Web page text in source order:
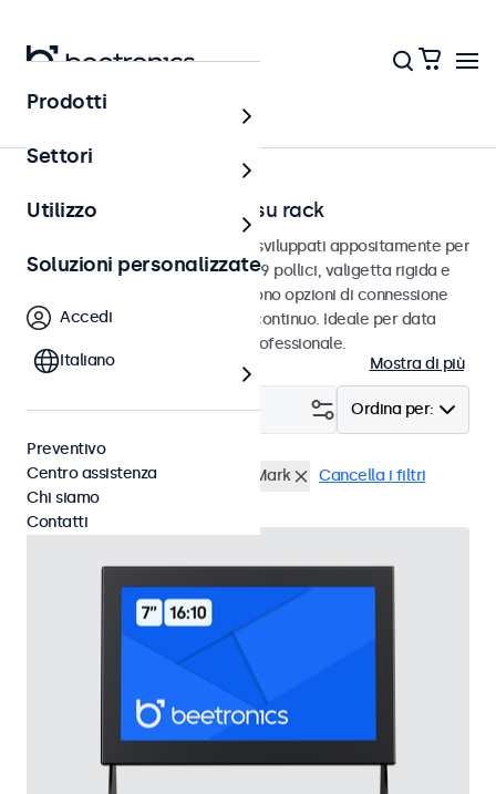
Home
Monitor per montaggio su rack
Monitor per montaggio su rack sviluppati appositamente per
l'integrazione in server rack da 19 pollici, valigetta rigida e
ambienti IT. Questi monitor offrono opzioni di connessione
versatili e sono adatti per l'uso continuo. Ideale per data
center, gestione di rete e uso professionale.
Mostra di più
Ordina per:
Filtro (18)
Montaggio rack (19 Pollici) eMark Cancella i filtri
Prodotti
Settori
Utilizzo
Soluzioni personalizzate
Accedi
Italiano
Preventivo
Centro assistenza
Chi siamo
Contatti